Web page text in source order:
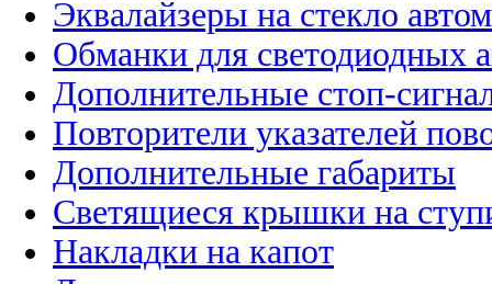
Эквалайзеры на стекло
Обманки для светодиодных
Дополнительные стоп-
Повторители указателей
Дополнительные габариты
Светящиеся крышки на
Накладки на капот